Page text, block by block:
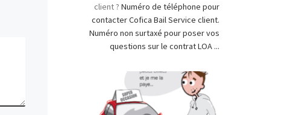
client ? Numéro de téléphone pour
contacter Cofica Bail Service client.
Numéro non surtaxé pour poser vos
questions sur le contrat LOA ...